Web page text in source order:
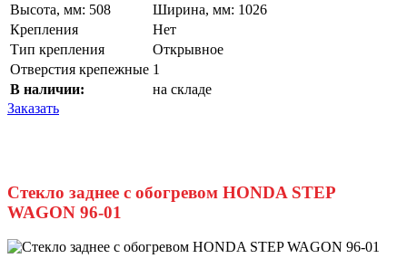
Высота, мм: 508
Ширина, мм: 1026
Крепления
Нет
Тип крепления
Открывное
Отверстия крепежные 1
В наличии:
на складе
Заказать
Стекло заднее с обогревом HONDA STEP
WAGON 96-01